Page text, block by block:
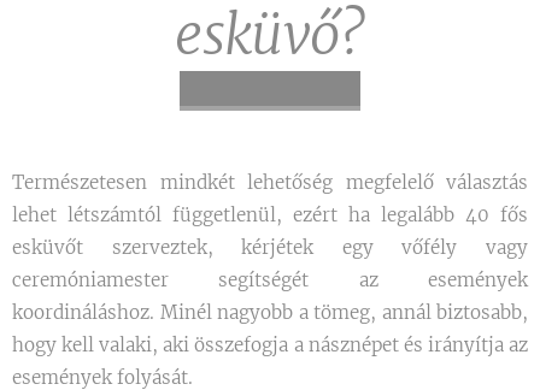
esküvő?
Természetesen mindkét lehetőség megfelelő választás
lehet létszámtól függetlenül, ezért ha legalább 40 fős
esküvőt szerveztek, kérjétek egy vőfély vagy
ceremóniamester segítségét az események
koordináláshoz. Minél nagyobb a tömeg, annál biztosabb,
hogy kell valaki, aki összefogja a násznépet és irányítja az
események folyását.